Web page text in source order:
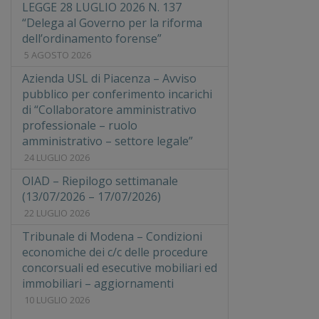
LEGGE 28 LUGLIO 2026 N. 137
“Delega al Governo per la riforma
dell’ordinamento forense”
5 AGOSTO 2026
Azienda USL di Piacenza – Avviso
pubblico per conferimento incarichi
di “Collaboratore amministrativo
professionale – ruolo
amministrativo – settore legale”
24 LUGLIO 2026
OIAD – Riepilogo settimanale
(13/07/2026 – 17/07/2026)
22 LUGLIO 2026
Tribunale di Modena – Condizioni
economiche dei c/c delle procedure
concorsuali ed esecutive mobiliari ed
immobiliari – aggiornamenti
10 LUGLIO 2026